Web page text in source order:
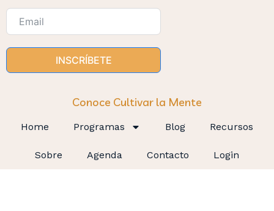
INSCRÍBETE
Conoce Cultivar la Mente
Home Programas Blog Recursos
Sobre Agenda Contacto Login